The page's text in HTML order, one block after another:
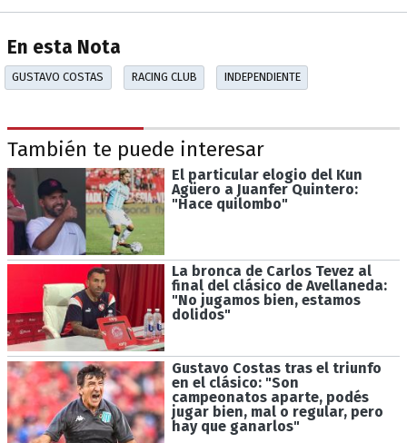
En esta Nota
GUSTAVO COSTAS RACING CLUB INDEPENDIENTE
También te puede interesar
El particular elogio del Kun
Agüero a Juanfer Quintero:
"Hace quilombo"
La bronca de Carlos Tevez al
final del clásico de Avellaneda:
"No jugamos bien, estamos
dolidos"
Gustavo Costas tras el triunfo
en el clásico: "Son
campeonatos aparte, podés
jugar bien, mal o regular, pero
hay que ganarlos"